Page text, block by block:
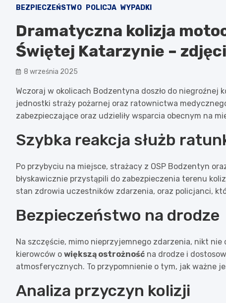
BEZPIECZEŃSTWO POLICJA WYPADKI
Dramatyczna kolizja
Świętej Katarzynie –
8 września 2025
Wczoraj w okolicach Bodzentyna doszło do
jednostki straży pożarnej oraz ratownictwa
zabezpieczające oraz udzieliły wsparcia obecnym na
Szybka reakcja służb
Po przybyciu na miejsce, strażacy z OSP Bodzentyn
błyskawicznie przystąpili do zabezpieczenia terenu
stan zdrowia uczestników zdarzenia, oraz policjanci,
Bezpieczeństwo na drodze
Na szczęście, mimo nieprzyjemnego zdarzenia, nikt nie
kierowców o większą ostrożność na drodze i
atmosferycznych. To przypomnienie o tym, jak ważne
Analiza przyczyn kolizji